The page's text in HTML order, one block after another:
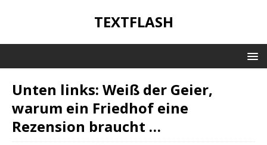
TEXTFLASH
Unten links: Weiß der Geier,
warum ein Friedhof eine
Rezension braucht …